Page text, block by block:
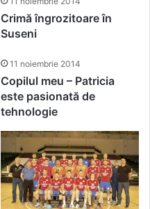
Crimă îngrozitoare în
Suseni
11 noiembrie 2014
Copilul meu – Patricia
este pasionată de
tehnologie